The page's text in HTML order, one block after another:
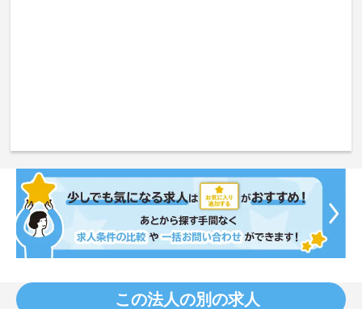
この法人の別の求人